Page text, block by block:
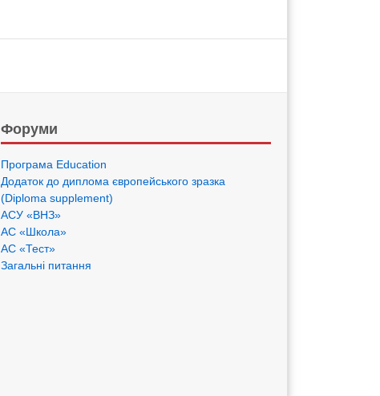
Форуми
Програма Eduсation
Додаток до диплома європейського зразка
(Diploma supplement)
АСУ «ВНЗ»
АС «Школа»
АС «Тест»
Загальні питання